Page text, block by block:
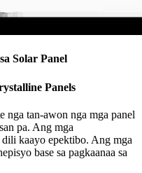
Solar Panel
Panels
nga tan-awon nga mga panel
pa. Ang mga
kaayo epektibo. Ang mga
base sa pagkaanaa sa